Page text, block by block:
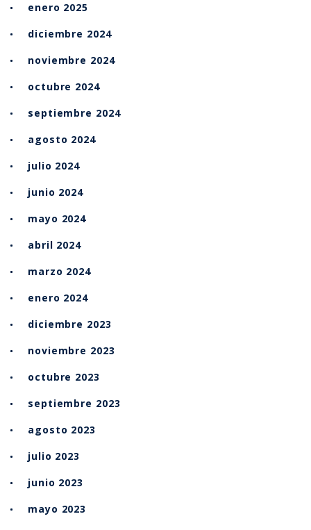
enero 2025
diciembre 2024
noviembre 2024
octubre 2024
septiembre 2024
agosto 2024
julio 2024
junio 2024
mayo 2024
abril 2024
marzo 2024
enero 2024
diciembre 2023
noviembre 2023
octubre 2023
septiembre 2023
agosto 2023
julio 2023
junio 2023
mayo 2023